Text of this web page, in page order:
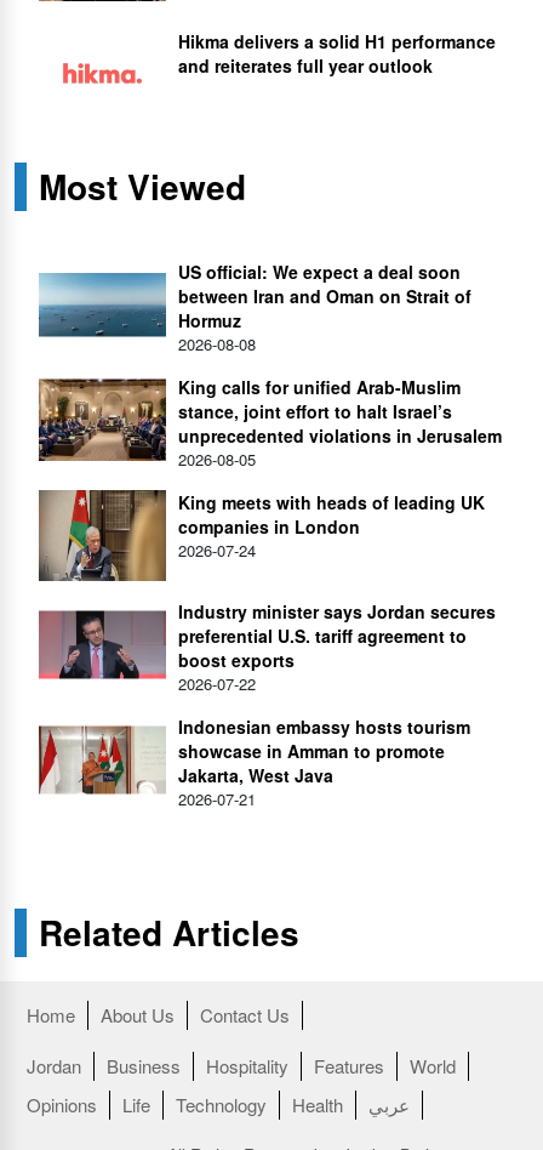
Hikma delivers a solid H1 performance
and reiterates full year outlook
Most Viewed
US official: We expect a deal soon
between Iran and Oman on Strait of
Hormuz
2026-08-08
King calls for unified Arab-Muslim
stance, joint effort to halt Israel’s
unprecedented violations in Jerusalem
2026-08-05
King meets with heads of leading UK
companies in London
2026-07-24
Industry minister says Jordan secures
preferential U.S. tariff agreement to
boost exports
2026-07-22
Indonesian embassy hosts tourism
showcase in Amman to promote
Jakarta, West Java
2026-07-21
Related Articles
Home About Us
Contact Us
Jordan
Business Hospitality Features
World
Opinions
Life Technology Health عربي